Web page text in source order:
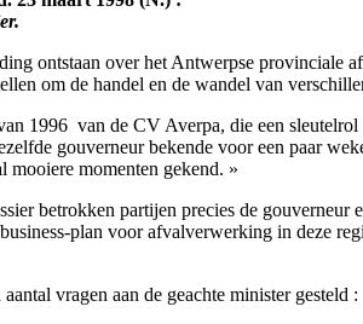
ontstaan over het Antwerpse provinciale
om de handel en de wandel van
1996 ­ van de CV Averpa, die een
gouverneur bekende voor een paar
momenten gekend. »
betrokken partijen precies de
plan voor afvalverwerking in deze
vragen aan de geachte minister gesteld :